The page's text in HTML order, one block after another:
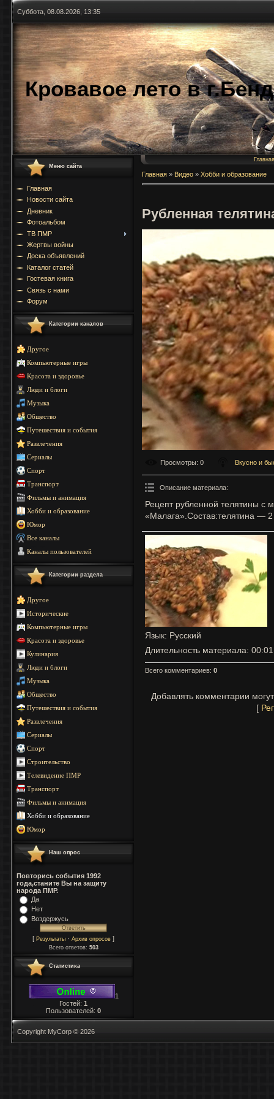
Суббота, 08.08.2026, 13:35
Кровавое лето в
Меню сайта
Главная
Новости сайта
Дневник
Фотоальбом
ТВ ПМР
Жертвы войны
Доска объявлений
Каталог статей
Гостевая книга
Связь с нами
Форум
Категории каналов
Другое
Компьютерные игры
Красота и здоровье
Люди и блоги
Музыка
Общество
Путешествия и события
Развлечения
Сериалы
Спорт
Транспорт
Фильмы и анимация
Хобби и образование
Юмор
Все каналы
Каналы пользователей
Категории раздела
Другое
Исторические
Компьютерные игры
Красота и здоровье
Кулинария
Люди и блоги
Музыка
Общество
Путешествия и события
Развлечения
Сериалы
Спорт
Строительство
Телевидение ПМР
Транспорт
Фильмы и анимация
Хобби и образование
Юмор
Наш опрос
Повторись события 1992
года,станите Вы на защиту
народа ПМР.
Да
Нет
Воздержусь
[ Результаты · Архив опросов ]
Всего ответов: 503
Статистика
1
Гостей: 1
Пользователей: 0
Главная
Главная » Видео » Хобби и образование
Рубленная
Просмотры: 0 Вкусно и
Описание материала:
Рецепт рубленной телятины с
«Малага».Состав:телятина —
Язык: Русский
Длительность материала:
Всего комментариев: 0
Добавлять комментарии
[
Copyright MyCorp © 2026